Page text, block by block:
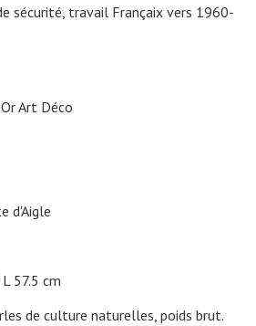
sécurité, travail Françaix vers 1960-
Art Déco
d'Aigle
L 57.5 cm
de culture naturelles, poids brut.